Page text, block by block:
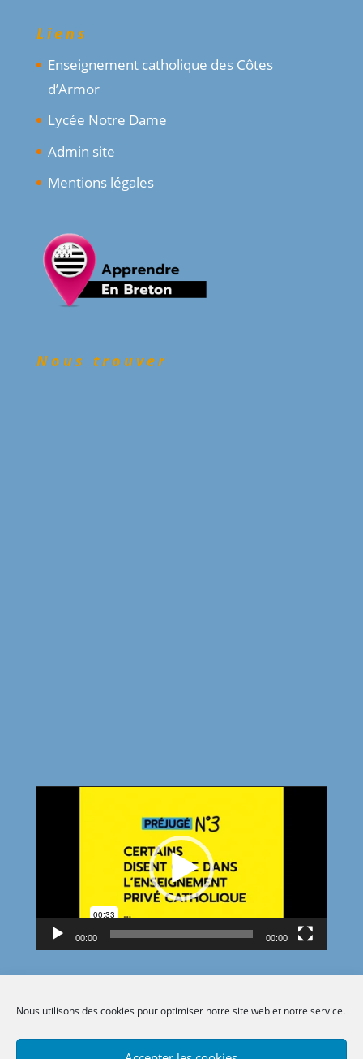
Nous utilisons des cookies pour optimiser notre site web et notre service.
Liens
Enseignement catholique des Côtes
d’Armor
Lycée Notre Dame
Admin site
Mentions légales
Nous trouver
00:00 00:00